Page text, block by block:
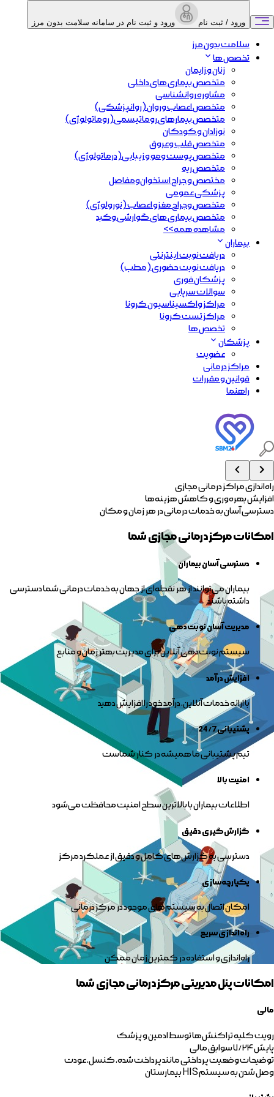
ورود / ثبت نام ورود و ثبت نام در سامانه سلامت بدون مرز
سلامت بدون مرز
تخصص ها
زنان و زایمان
متخصص بیماری های داخلی
مشاوره روانشناسی
متخصص اعصاب و‌روان (روانپزشکی)
متخصص بیمارهای روماتیسمی(روماتولوژی)
نوزادان و کودکان
متخصص قلب و‌عروق
متخصص پوست ومو و زیبایی(درماتولوژی)
متخصص ریه
مختصص و جراح استخوان‌و‌مفاصل
پزشکی عمومی
متخصص وجراح مغزو اعصاب (نورولوژی)
متخصص بیماری های گوارشی وکبد
مشاهده همه >>
بیماران
دریافت نوبت اینترنتی
دریافت نوبت حضوری (مطب)
پزشکان فوری
سوالات سرپایی
مراکز واکسیناسیون کرونا
مراکز تست کرونا
تخصص ها
پزشکان
عضویت
مراکز درمانی
قوانین و مقررات
راهنما
راه‌اندازی مراکز درمانی مجازی
افزایش بهره‌وری و کاهش هزینه‌ها
دسترسی آسان به خدمات درمانی در هر زمان و مکان
امکانات مرکز درمانی مجازی شما
دسترسی آسان بیماران
بیماران می‌توانند از هر نقطه‌ای از جهان به خدمات درمانی شما دسترسی
داشته باشند
مدیریت آسان نوبت‌دهی
سیستم نوبت‌دهی آنلاین برای مدیریت بهتر زمان و منابع
افزایش درآمد
با ارائه خدمات آنلاین، درآمد خود را افزایش دهید
پشتیبانی 24/7
تیم پشتیبانی ما همیشه در کنار شماست
امنیت بالا
اطلاعات بیماران با بالاترین سطح امنیت محافظت می‌شود
گزارش‌گیری دقیق
دسترسی به گزارش‌های کامل و دقیق از عملکرد مرکز
یکپارچه‌سازی
امکان اتصال به سیستم‌های موجود در مرکز درمانی
راه‌اندازی سریع
راه‌اندازی و استفاده در کمترین زمان ممکن
امکانات پنل مدیریتی مرکز درمانی مجازی شما
مالی
رویت کلیه تراکنش‌ها توسط ادمین و پزشک
پایش ۷/۲۴ سوابق مالی
توضیحات وضعیت پرداختی مانند پرداخت شده، کنسل، عودت
وصل شدن به سیستم HIS بیمارستان